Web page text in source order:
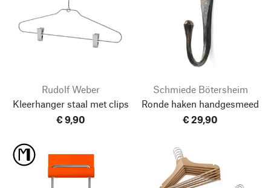
Rudolf Weber
Kleerhanger staal met clips
€ 9,90
Schmiede Bötersheim
Ronde haken handgesmeed
€ 29,90